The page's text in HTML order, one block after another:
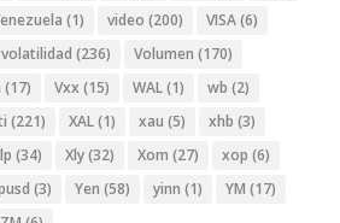
(1) video (200) VISA(6)
volatilidad (236) Volumen (170)
(17) Vxx (15) WAL(1) wb (2)
(221) XAL(1) xau (5) xhb (3)
(34) Xly(32) Xom (27) xop (6)
(3) Yen (58) yinn (1) YM (17)